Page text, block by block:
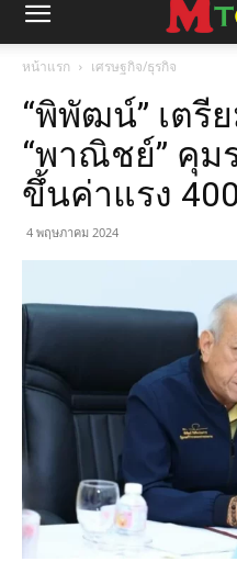
หน้าแรก เศรษฐกิจ/ธุรกิจ
“พิพัฒน์” เตรี
“พาณิชย์” คุม
ขึ้นค่าแรง
4 พฤษภาคม 2024